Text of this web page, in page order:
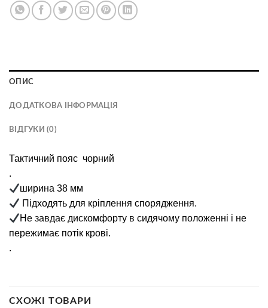
ОПИС
ДОДАТКОВА ІНФОРМАЦІЯ
ВІДГУКИ (0)
Тактичний пояс чорний
.
ширина 38 мм
Підходять для кріплення спорядження.
Не завдає дискомфорту в сидячому положенні і не
пережимає потік крові.
.
СХОЖІ ТОВАРИ